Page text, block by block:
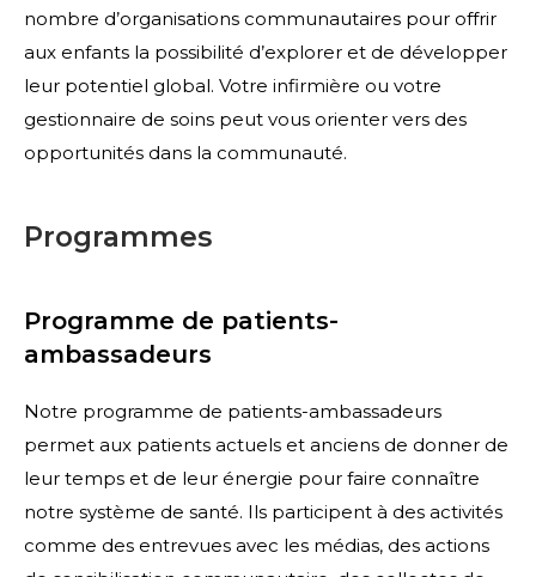
nombre d’organisations communautaires pour offrir
aux enfants la possibilité d’explorer et de développer
leur potentiel global. Votre infirmière ou votre
gestionnaire de soins peut vous orienter vers des
opportunités dans la communauté.
Programmes
Programme de patients-
ambassadeurs
Notre programme de patients-ambassadeurs
permet aux patients actuels et anciens de donner de
leur temps et de leur énergie pour faire connaître
notre système de santé. Ils participent à des activités
comme des entrevues avec les médias, des actions